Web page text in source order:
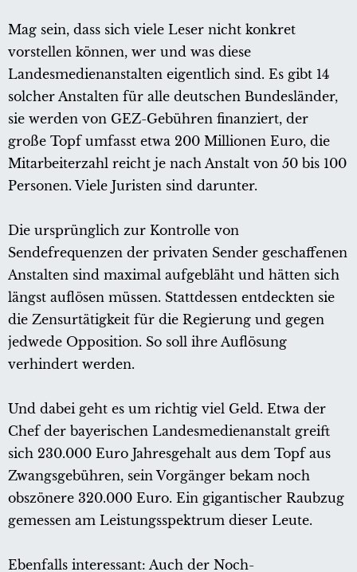
Mag sein, dass sich viele Leser nicht konkret
vorstellen können, wer und was diese
Landesmedienanstalten eigentlich sind. Es gibt 14
solcher Anstalten für alle deutschen Bundesländer,
sie werden von GEZ-Gebühren finanziert, der
große Topf umfasst etwa 200 Millionen Euro, die
Mitarbeiterzahl reicht je nach Anstalt von 50 bis 100
Personen. Viele Juristen sind darunter.
Die ursprünglich zur Kontrolle von
Sendefrequenzen der privaten Sender geschaffenen
Anstalten sind maximal aufgebläht und hätten sich
längst auflösen müssen. Stattdessen entdeckten sie
die Zensurtätigkeit für die Regierung und gegen
jedwede Opposition. So soll ihre Auflösung
verhindert werden.
Und dabei geht es um richtig viel Geld. Etwa der
Chef der bayerischen Landesmedienanstalt greift
sich 230.000 Euro Jahresgehalt aus dem Topf aus
Zwangsgebühren, sein Vorgänger bekam noch
obszönere 320.000 Euro. Ein gigantischer Raubzug
gemessen am Leistungsspektrum dieser Leute.
Ebenfalls interessant: Auch der Noch-